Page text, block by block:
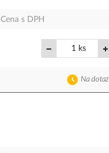
Cena s DPH
ks
Na dotaz